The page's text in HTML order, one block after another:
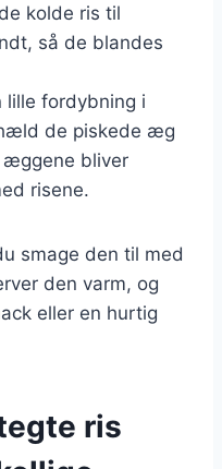
kolde ris til
så de blandes
lille fordybning i
de piskede æg
æggene bliver
risene.
smage den til med
den varm, og
eller en hurtig
ris